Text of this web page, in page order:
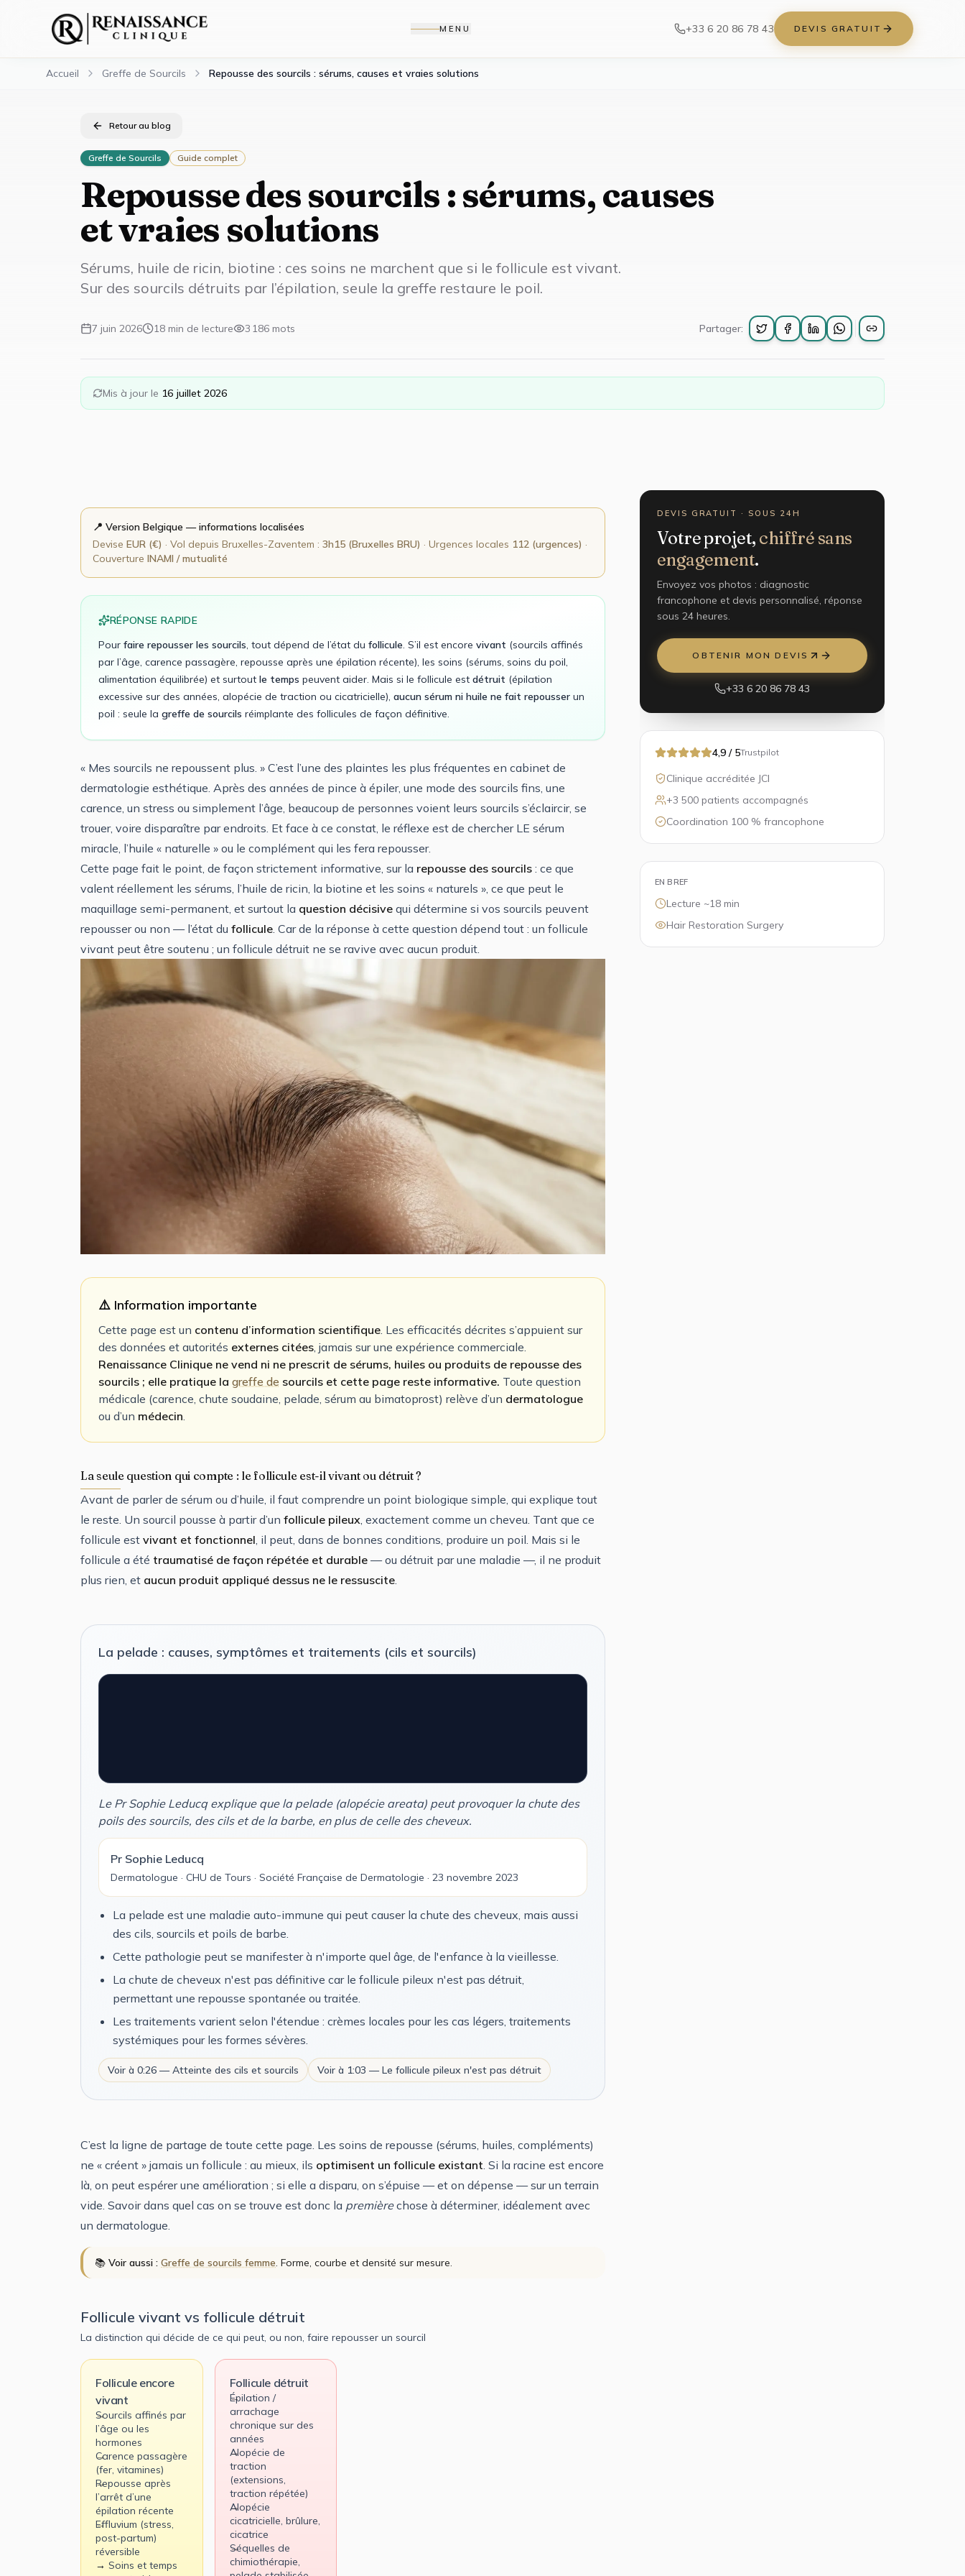
MENU +33 6 20 86 78 43 DEVIS GRATUIT
Accueil Greffe de Sourcils Repousse des sourcils : sérums, causes et vraies solutions
Retour au blog
Greffe de Sourcils Guide complet
Repousse des sourcils : sérums, causes
et vraies solutions
Sérums, huile de ricin, biotine : ces soins ne marchent que si le follicule est vivant.
Sur des sourcils détruits par l’épilation, seule la greffe restaure le poil.
7 juin 2026 18 min de lecture 3 186 mots Partager:
Mis à jour le 16 juillet 2026
📍 Version Belgique — informations localisées
Devise EUR (€) · Vol depuis Bruxelles-Zaventem : 3h15 (Bruxelles BRU) · Urgences locales 112 (urgences) ·
Couverture INAMI / mutualité
RÉPONSE RAPIDE
Pour faire repousser les sourcils, tout dépend de l’état du follicule. S’il est encore vivant (sourcils affinés
par l’âge, carence passagère, repousse après une épilation récente), les soins (sérums, soins du poil,
alimentation équilibrée) et surtout le temps peuvent aider. Mais si le follicule est détruit (épilation
excessive sur des années, alopécie de traction ou cicatricielle), aucun sérum ni huile ne fait repousser un
poil : seule la greffe de sourcils réimplante des follicules de façon définitive.
« Mes sourcils ne repoussent plus. » C’est l’une des plaintes les plus fréquentes en cabinet de
dermatologie esthétique. Après des années de pince à épiler, une mode des sourcils fins, une
carence, un stress ou simplement l’âge, beaucoup de personnes voient leurs sourcils s’éclaircir, se
trouer, voire disparaître par endroits. Et face à ce constat, le réflexe est de chercher LE sérum
miracle, l’huile « naturelle » ou le complément qui les fera repousser.
Cette page fait le point, de façon strictement informative, sur la repousse des sourcils : ce que
valent réellement les sérums, l’huile de ricin, la biotine et les soins « naturels », ce que peut le
maquillage semi-permanent, et surtout la question décisive qui détermine si vos sourcils peuvent
repousser ou non — l’état du follicule. Car de la réponse à cette question dépend tout : un follicule
vivant peut être soutenu ; un follicule détruit ne se ravive avec aucun produit.
⚠️ Information importante
Cette page est un contenu d’information scientifique . Les efficacités décrites s’appuient sur
des données et autorités externes citées , jamais sur une expérience commerciale.
Renaissance Clinique ne vend ni ne prescrit de sérums, huiles ou produits de repousse des
sourcils ; elle pratique la greffe de sourcils et cette page reste informative. Toute question
médicale (carence, chute soudaine, pelade, sérum au bimatoprost) relève d’un dermatologue
ou d’un médecin
La seule question qui compte : le follicule est-il vivant ou détruit ?
Avant de parler de sérum ou d’huile, il faut comprendre un point biologique simple, qui explique tout
le reste. Un sourcil pousse à partir d’un follicule pileux , exactement comme un cheveu. Tant que ce
follicule est vivant et fonctionnel , il peut, dans de bonnes conditions, produire un poil. Mais si le
follicule a été traumatisé de façon répétée et durable — ou détruit par une maladie —, il ne produit
plus rien, et aucun produit appliqué dessus ne le ressuscite
La pelade : causes, symptômes et traitements (cils et sourcils)
Le Pr Sophie Leducq explique que la pelade (alopécie areata) peut provoquer la chute des
poils des sourcils, des cils et de la barbe, en plus de celle des cheveux.
Pr Sophie Leducq
Dermatologue · CHU de Tours · Société Française de Dermatologie · 23 novembre 2023
La pelade est une maladie auto-immune qui peut causer la chute des cheveux, mais aussi
des cils, sourcils et poils de barbe.
Cette pathologie peut se manifester à n'importe quel âge, de l'enfance à la vieillesse.
La chute de cheveux n'est pas définitive car le follicule pileux n'est pas détruit,
permettant une repousse spontanée ou traitée.
Les traitements varient selon l'étendue : crèmes locales pour les cas légers, traitements
systémiques pour les formes sévères.
Voir à 0:26 — Atteinte des cils et sourcils Voir à 1:03 — Le follicule pileux n'est pas détruit
C’est la ligne de partage de toute cette page. Les soins de repousse (sérums, huiles, compléments)
ne « créent » jamais un follicule : au mieux, ils optimisent un follicule existant . Si la racine est encore
là, on peut espérer une amélioration ; si elle a disparu, on s’épuise — et on dépense — sur un terrain
vide. Savoir dans quel cas on se trouve est donc la premièrechose à déterminer, idéalement avec
un dermatologue.
📚 Voir aussi : Greffe de sourcils femme. Forme, courbe et densité sur mesure.
Follicule vivant vs follicule détruit
La distinction qui décide de ce qui peut, ou non, faire repousser un sourcil
Follicule encore
vivant
Sourcils affinés par
l’âge ou les
hormones
Carence passagère
(fer, vitamines)
Repousse après
l’arrêt d’une
épilation récente
Effluvium (stress,
post-partum)
réversible
→ Soins et temps
Follicule détruit
Épilation /
arrachage
chronique sur des
années
Alopécie de
traction
(extensions,
traction répétée)
Alopécie
cicatricielle, brûlure,
cicatrice
Séquelles de
chimiothérapie,
DEVIS GRATUIT · SOUS 24H
Votre projet, chiffré sans
engagement.
Envoyez vos photos : diagnostic
francophone et devis personnalisé, réponse
sous 24 heures.
OBTENIR MON DEVIS
+33 6 20 86 78 43
4,9 / 5Trustpilot
Clinique accréditée JCI
+3 500 patients accompagnés
Coordination 100 % francophone
EN BREF
Lecture ~18min
Hair Restoration Surgery